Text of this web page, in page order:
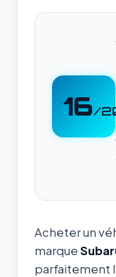
16/
Acheter un
marque
parfaitement